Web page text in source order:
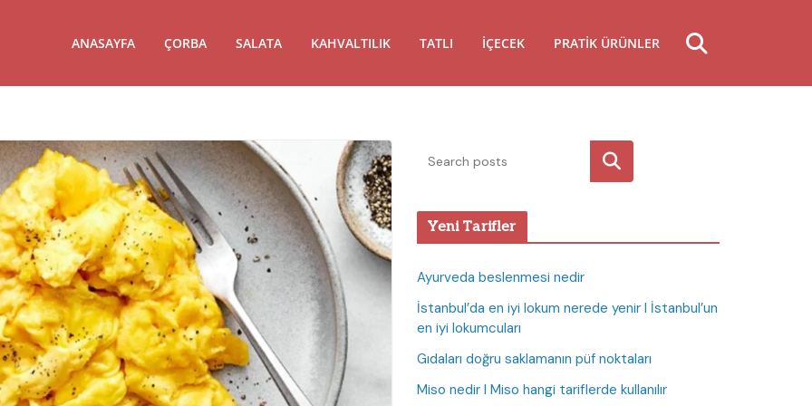
ANASAYFA ÇORBA SALATA KAHVALTILIK TATLI İÇECEK PRATIK ÜRÜNLER
Ara
Yeni Tarifler
Ayurveda beslenmesi nedir
İstanbul’da en iyi lokum nerede yenir I İstanbul’un
en iyi lokumcuları
Gıdaları doğru saklamanın püf noktaları
Miso nedir I Miso hangi tariflerde kullanılır